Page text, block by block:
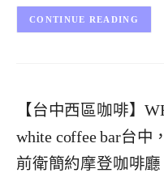
CONTINUE READING
【台中西區咖啡】
white coffee bar台中
前衛簡約摩登咖啡